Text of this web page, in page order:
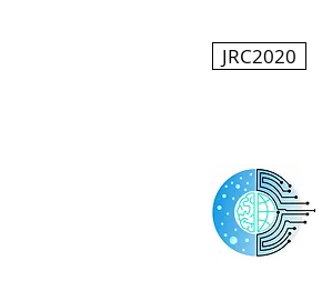
JRC2020